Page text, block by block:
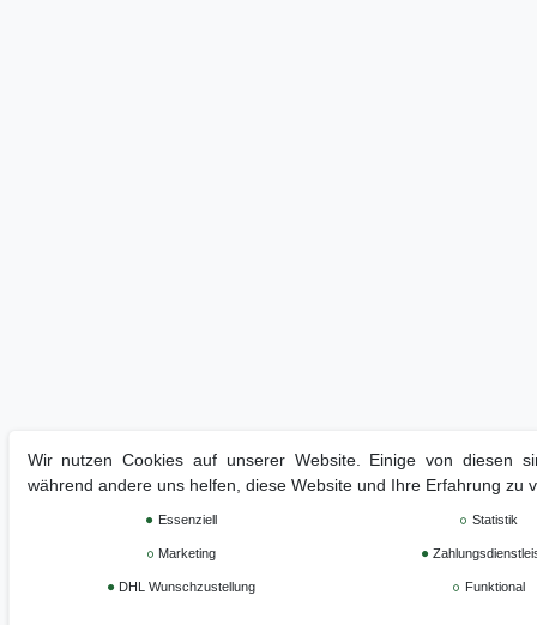
Wir nutzen Cookies auf unserer Website. Einige von diesen
während andere uns helfen, diese Website und Ihre Erfahrung zu
Essenziell Statistik
Marketing
DHL Wunschzustellung Funktional